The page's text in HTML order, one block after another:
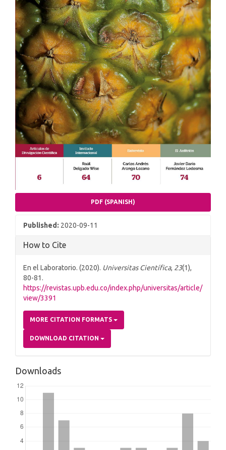
PDF (SPANISH)
Published: 2020-09-11
How to Cite
En el Laboratorio. (2020). Universitas Científica, 23(1),
80-81.
https://revistas.upb.edu.co/index.php/universitas/article/
view/3391
MORE CITATION FORMATS
DOWNLOAD CITATION
Downloads